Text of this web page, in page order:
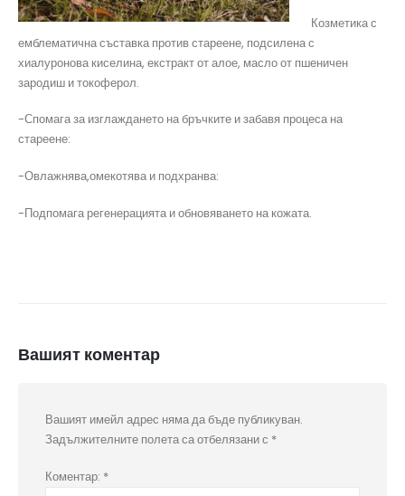
Козметика с
емблематична съставка против стареене, подсилена с
хиалуронова киселина, екстракт от алое, масло от пшеничен
зародиш и токоферол.
-Спомага за изглаждането на бръчките и забавя процеса на
стареене:
-Овлажнява,омекотява и подхранва:
-Подпомага регенерацията и обновяването на кожата.
Вашият коментар
Вашият имейл адрес няма да бъде публикуван.
Задължителните полета са отбелязани с *
Коментар: *